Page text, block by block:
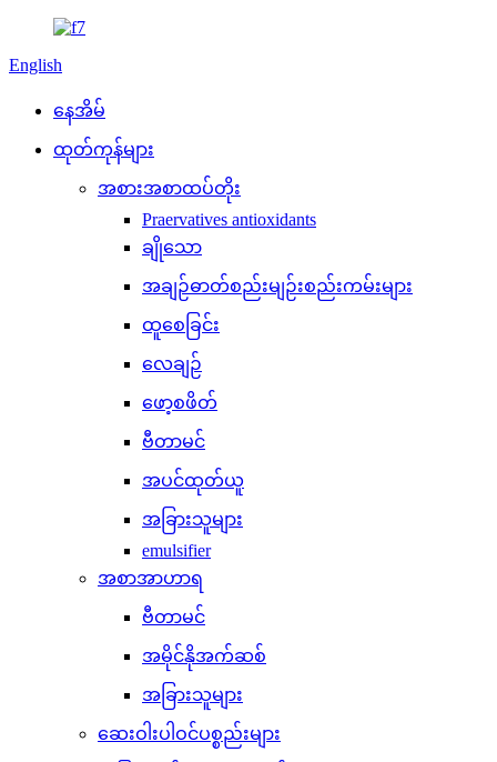
English
နေအိမ်
ထုတ်ကုန်များ
အစားအစာထပ်တိုး
Praervatives antioxidants
ချိုသော
အချဉ်ဓာတ်စည်းမျဉ်းစည်းကမ်းများ
ထူစေခြင်း
လေချဉ်
ဖော့စဖိတ်
ဗီတာမင်
အပင်ထုတ်ယူ
အခြားသူများ
emulsifier
အစာအာဟာရ
ဗီတာမင်
အမိုင်နိုအက်ဆစ်
အခြားသူများ
ဆေးဝါးပါဝင်ပစ္စည်းများ